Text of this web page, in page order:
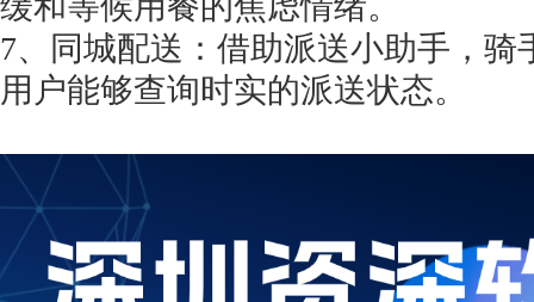
7、同城配送：借助派送小助手，
用户能够查询时实的派送状态。